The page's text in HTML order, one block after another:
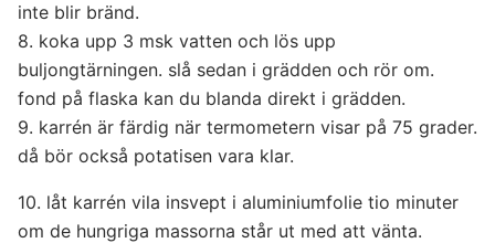
inte blir bränd.
8. koka upp 3 msk vatten och lös upp
buljongtärningen. slå sedan i grädden och rör om.
fond på flaska kan du blanda direkt i grädden.
9. karrén är färdig när termometern visar på 75 grader.
då bör också potatisen vara klar.
10. låt karrén vila insvept i aluminiumfolie tio minuter
om de hungriga massorna står ut med att vänta.